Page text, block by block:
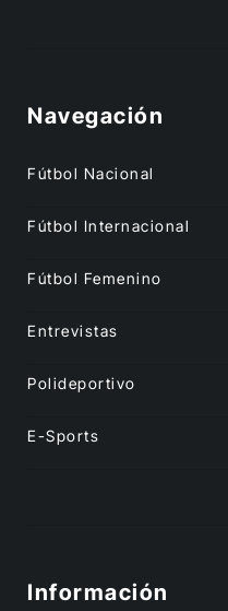
Navegación
Fútbol Nacional
Fútbol Internacional
Fútbol Femenino
Entrevistas
Polideportivo
E-Sports
Información